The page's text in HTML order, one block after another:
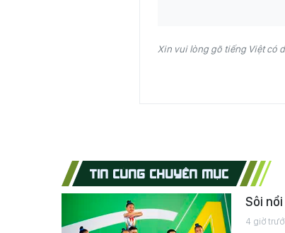
Xin vui lòng gõ tiếng Việt có
TIN CÙNG CHUYÊN MỤC
Sôi
4 giờ